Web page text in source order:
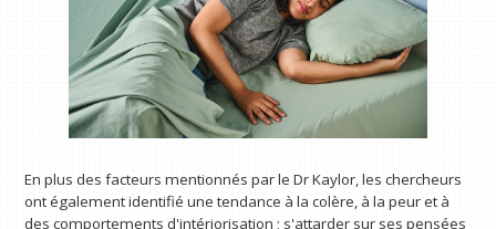
En plus des facteurs mentionnés par le Dr Kaylor, les chercheurs
ont également identifié une tendance à la colère, à la peur et à
des comportements d'intériorisation ; s'attarder sur ses pensées